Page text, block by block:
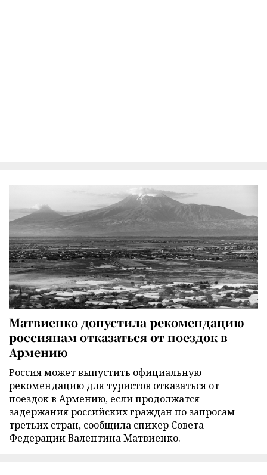
Матвиенко допустила рекомендацию
россиянам отказаться от поездок в
Армению
Россия может выпустить официальную
рекомендацию для туристов отказаться от
поездок в Армению, если продолжатся
задержания российских граждан по запросам
третьих стран, сообщила спикер Совета
Федерации Валентина Матвиенко.